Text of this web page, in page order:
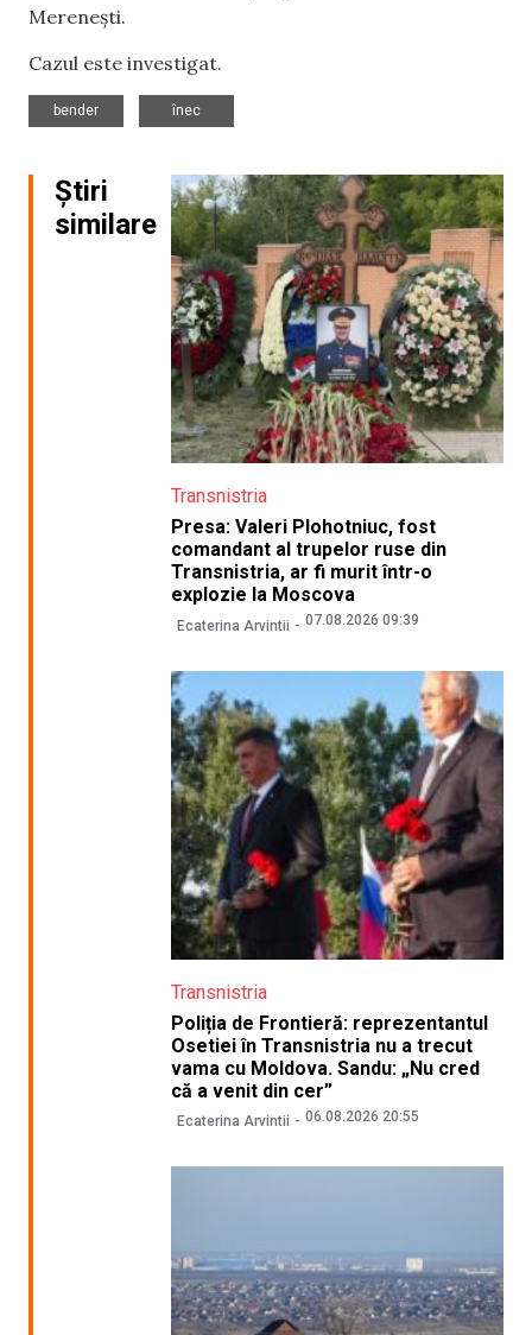
Merenești.
Cazul este investigat.
bender
înec
Știri
similare
Transnistria
Presa: Valeri Plohotniuc, fost
comandant al trupelor ruse din
Transnistria, ar fi murit într-o
explozie la Moscova
Ecaterina Arvintii 07.08.2026 09:39
Transnistria
Poliția de Frontieră: reprezentantul
Osetiei în Transnistria nu a trecut
vama cu Moldova. Sandu: „Nu cred
că a venit din cer”
Ecaterina Arvintii 06.08.2026 20:55